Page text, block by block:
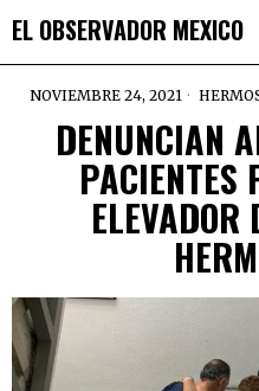
EL OBSERVADOR MEXICO
NOVIEMBRE 24, 2021
DENUNCIAN
PACIENTES
ELEVADOR